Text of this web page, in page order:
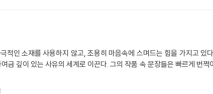
적인 소재를 사용하지 않고, 조용히 마음속에 스며드는 힘을 가지고 있
금 깊이 있는 사유의 세계로 이끈다. 그의 작품 속 문장들은 빠르게 번